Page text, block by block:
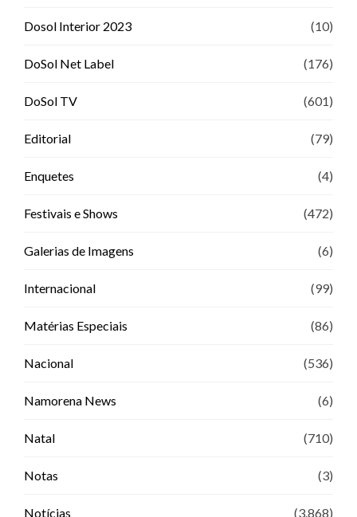
Dosol Interior 2023 (10)
DoSol Net Label (176)
DoSol TV (601)
Editorial (79)
Enquetes (4)
Festivais e Shows (472)
Galerias de Imagens (6)
Internacional (99)
Matérias Especiais (86)
Nacional (536)
Namorena News (6)
Natal (710)
Notas (3)
Notícias (3.868)